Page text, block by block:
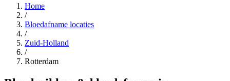
Home
/
Bloedafname locaties
/
Zuid-Holland
/
Rotterdam